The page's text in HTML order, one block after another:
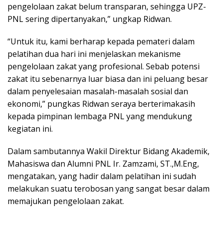
pengelolaan zakat belum transparan, sehingga UPZ-
PNL sering dipertanyakan,” ungkap Ridwan.
“Untuk itu, kami berharap kepada pemateri dalam
pelatihan dua hari ini menjelaskan mekanisme
pengelolaan zakat yang profesional. Sebab potensi
zakat itu sebenarnya luar biasa dan ini peluang besar
dalam penyelesaian masalah-masalah sosial dan
ekonomi,” pungkas Ridwan seraya berterimakasih
kepada pimpinan lembaga PNL yang mendukung
kegiatan ini.
Dalam sambutannya Wakil Direktur Bidang Akademik,
Mahasiswa dan Alumni PNL Ir. Zamzami, ST.,M.Eng,
mengatakan, yang hadir dalam pelatihan ini sudah
melakukan suatu terobosan yang sangat besar dalam
memajukan pengelolaan zakat.